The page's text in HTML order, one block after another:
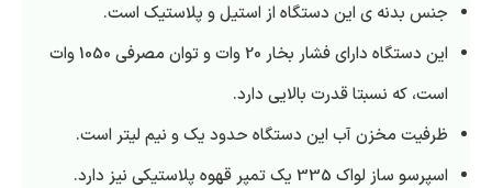
جنس بدنه ی این دستگاه از استیل و پلاستیک است.
این دستگاه دارای فشار بخار 20 وات و توان مصرفی 1050 وات
است، که نسبتا قدرت بالایی دارد.
ظرفیت مخزن آب این دستگاه حدود یک و نیم لیتر است.
اسپرسو ساز لواک 335 یک تمپر قهوه پلاستیکی نیز دارد.